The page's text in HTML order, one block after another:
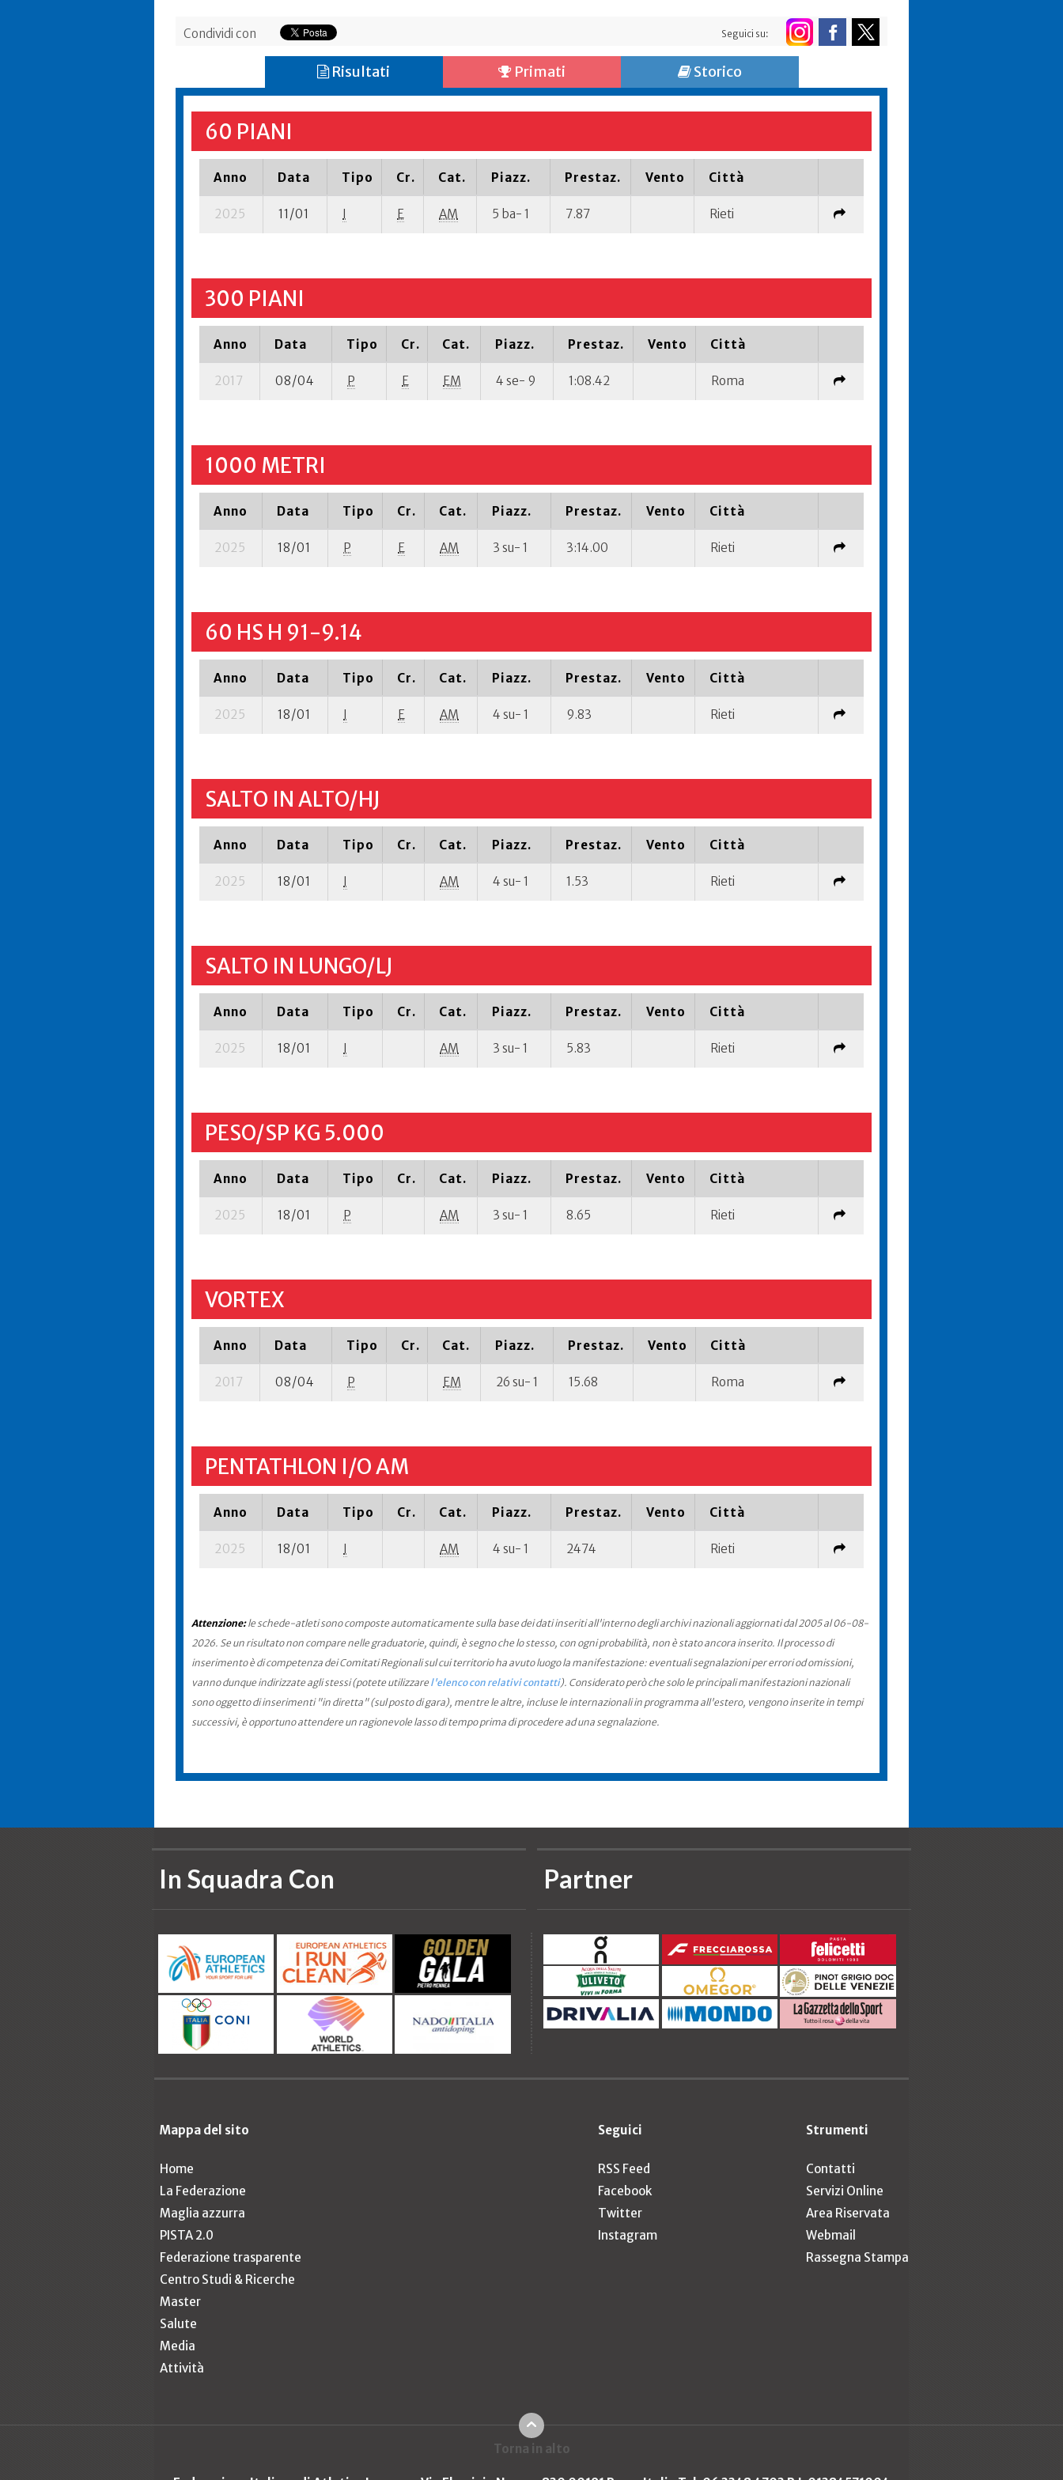
Condividi con Seguici su:
Risultati Primati Storico
60 PIANI
Anno Data Tipo Cr. Cat. Piazz. Prestaz. Vento Città
2025 11/01 I E AM 5 ba- 1 7.87 Rieti
300 PIANI
Anno Data Tipo Cr. Cat. Piazz. Prestaz. Vento Città
2017 08/04 P E EM 4 se- 9 1:08.42 Roma
1000 METRI
Anno Data Tipo Cr. Cat. Piazz. Prestaz. Vento Città
2025 18/01 P E AM 3 su- 1 3:14.00 Rieti
60 HS H 91-9.14
Anno Data Tipo Cr. Cat. Piazz. Prestaz. Vento Città
2025 18/01 I E AM 4 su- 1 9.83 Rieti
SALTO IN ALTO/HJ
Anno Data Tipo Cr. Cat. Piazz. Prestaz. Vento Città
2025 18/01 I AM 4 su- 1 1.53 Rieti
SALTO IN LUNGO/LJ
Anno Data Tipo Cr. Cat. Piazz. Prestaz. Vento Città
2025 18/01 I AM 3 su- 1 5.83 Rieti
PESO/SP KG 5.000
Anno Data Tipo Cr. Cat. Piazz. Prestaz. Vento Città
2025 18/01 P AM 3 su- 1 8.65 Rieti
VORTEX
Anno Data Tipo Cr. Cat. Piazz. Prestaz. Vento Città
2017 08/04 P EM 26 su- 1 15.68 Roma
PENTATHLON I/O AM
Anno Data Tipo Cr. Cat. Piazz. Prestaz. Vento Città
2025 18/01 I AM 4 su- 1 2474 Rieti
Attenzione:le schede-atleti sono composte automaticamente sulla base dei dati inseriti all'interno degli archivi nazionali aggiornati dal 2005 al 06-08-
2026. Se un risultato non compare nelle graduatorie, quindi, è segno che lo stesso, con ogni probabilità, non è stato ancora inserito. Il processo di
inserimento è di competenza dei Comitati Regionali sul cui territorio ha avuto luogo la manifestazione: eventuali segnalazioni per errori od omissioni,
vanno dunque indirizzate agli stessi (potete utilizzare l'elenco con relativi contatti). Considerato però che solo le principali manifestazioni nazionali
sono oggetto di inserimenti "in diretta" (sul posto di gara), mentre le altre, incluse le internazionali in programma all'estero, vengono inserite in tempi
successivi, è opportuno attendere un ragionevole lasso di tempo prima di procedere ad una segnalazione.
In Squadra Con Partner
Mappa del sito
Home
La Federazione
Maglia azzurra
PISTA 2.0
Federazione trasparente
Centro Studi & Ricerche
Master
Salute
Media
Attività
Seguici
RSS Feed
Facebook
Twitter
Instagram
Strumenti
Contatti
Servizi Online
Area Riservata
Webmail
Rassegna Stampa
Torna in alto